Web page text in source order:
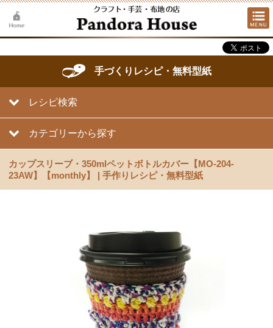
手づくりレシピ・無料型紙
レシピ検索
カテゴリーから探す
カップスリーブ・350mlペットボトルカバー【MO-204-
23AW】【monthly】 | 手作りレシピ・無料型紙